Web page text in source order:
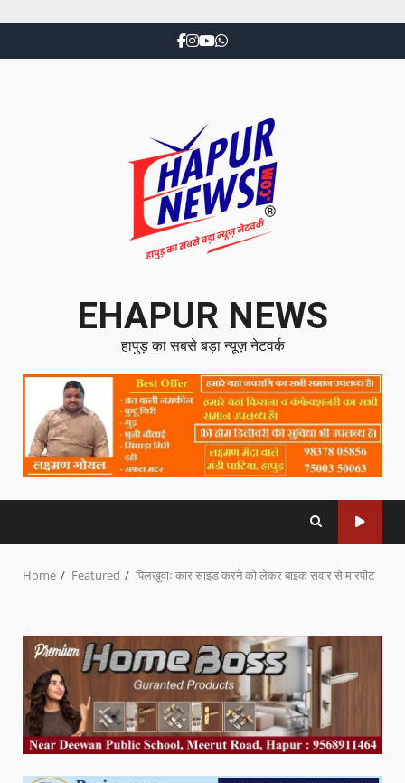
EHAPUR NEWS
हापुड़ का सबसे बड़ा न्यूज़ नेटवर्क
Home Featured पिलखुवाः कार साइड करने को लेकर बाइक सवार से मारपीट